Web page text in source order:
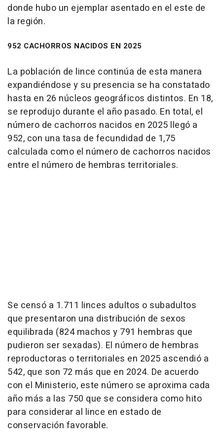
donde hubo un ejemplar asentado en el este de
la región.
952 CACHORROS NACIDOS EN 2025
La población de lince continúa de esta manera
expandiéndose y su presencia se ha constatado
hasta en 26 núcleos geográficos distintos. En 18,
se reprodujo durante el año pasado. En total, el
número de cachorros nacidos en 2025 llegó a
952, con una tasa de fecundidad de 1,75
calculada como el número de cachorros nacidos
entre el número de hembras territoriales.
Se censó a 1.711 linces adultos o subadultos
que presentaron una distribución de sexos
equilibrada (824 machos y 791 hembras que
pudieron ser sexadas). El número de hembras
reproductoras o territoriales en 2025 ascendió a
542, que son 72 más que en 2024. De acuerdo
con el Ministerio, este número se aproxima cada
año más a las 750 que se considera como hito
para considerar al lince en estado de
conservación favorable.